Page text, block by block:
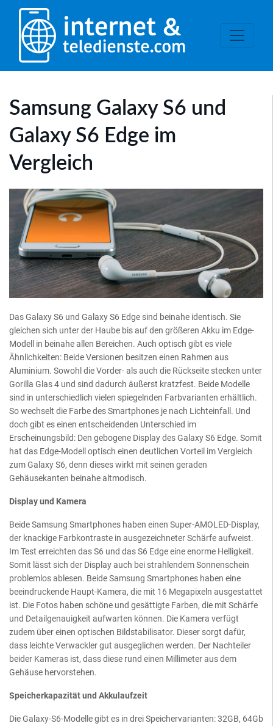
Samsung Galaxy S6 und
Galaxy S6 Edge im
Vergleich
Das Galaxy S6 und Galaxy S6 Edge sind beinahe identisch. Sie
gleichen sich unter der Haube bis auf den größeren Akku im Edge-
Modell in beinahe allen Bereichen. Auch optisch gibt es viele
Ähnlichkeiten: Beide Versionen besitzen einen Rahmen aus
Aluminium. Sowohl die Vorder- als auch die Rückseite stecken unter
Gorilla Glas 4 und sind dadurch äußerst kratzfest. Beide Modelle
sind in unterschiedlich vielen spiegelnden Farbvarianten erhältlich.
So wechselt die Farbe des Smartphones je nach Lichteinfall. Und
doch gibt es einen entscheidenden Unterschied im
Erscheinungsbild: Den gebogene Display des Galaxy S6 Edge. Somit
hat das Edge-Modell optisch einen deutlichen Vorteil im Vergleich
zum Galaxy S6, denn dieses wirkt mit seinen geraden
Gehäusekanten beinahe altmodisch.
Display und Kamera
Beide Samsung Smartphones haben einen Super-AMOLED-Display,
der knackige Farbkontraste in ausgezeichneter Schärfe aufweist.
Im Test erreichten das S6 und das S6 Edge eine enorme Helligkeit.
Somit lässt sich der Display auch bei strahlendem Sonnenschein
problemlos ablesen. Beide Samsung Smartphones haben eine
beeindruckende Haupt-Kamera, die mit 16 Megapixeln ausgestattet
ist. Die Fotos haben schöne und gesättigte Farben, die mit Schärfe
und Detailgenauigkeit aufwarten können. Die Kamera verfügt
zudem über einen optischen Bildstabilisator. Dieser sorgt dafür,
dass leichte Verwackler gut ausgeglichen werden. Der Nachteiler
beider Kameras ist, dass diese rund einen Millimeter aus dem
Gehäuse hervorstehen.
Speicherkapazität und Akkulaufzeit
Die Galaxy-S6-Modelle gibt es in drei Speichervarianten: 32GB, 64Gb